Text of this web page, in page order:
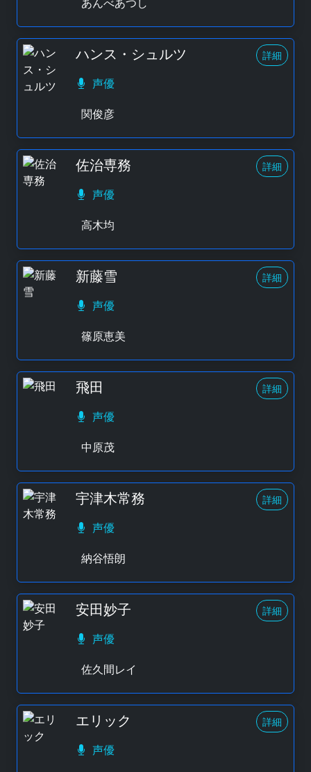
ハンス・シュルツ 詳細
声優
関俊彦
佐治専務 詳細
声優
高木均
新藤雪 詳細
声優
篠原恵美
飛田 詳細
声優
中原茂
宇津木常務 詳細
声優
納谷悟朗
安田妙子 詳細
声優
佐久間レイ
エリック 詳細
声優